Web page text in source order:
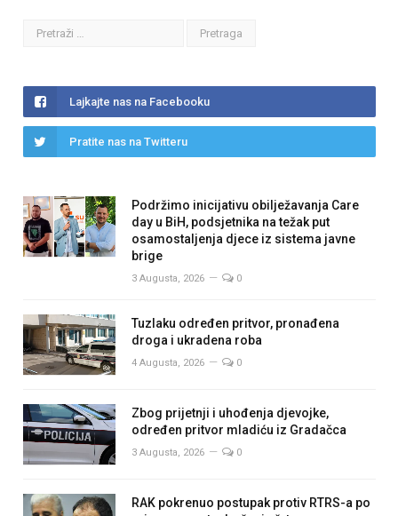
Lajkajte nas na Facebooku
Pratite nas na Twitteru
Podržimo inicijativu obilježavanja Care
day u BiH, podsjetnika na težak put
osamostaljenja djece iz sistema javne
brige
3 Augusta, 2026 0
Tuzlaku određen pritvor, pronađena
droga i ukradena roba
4 Augusta, 2026 0
Zbog prijetnji i uhođenja djevojke,
određen pritvor mladiću iz Gradačca
3 Augusta, 2026 0
RAK pokrenuo postupak protiv RTRS-a po